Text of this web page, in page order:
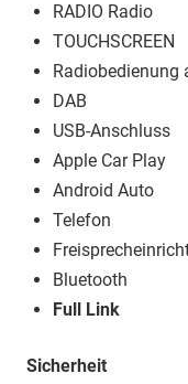
RADIO Radio
TOUCHSCREEN
Radiobedienung
DAB
USB-Anschluss
Apple Car Play
Android Auto
Telefon
Bluetooth
Full Link
Sicherheit